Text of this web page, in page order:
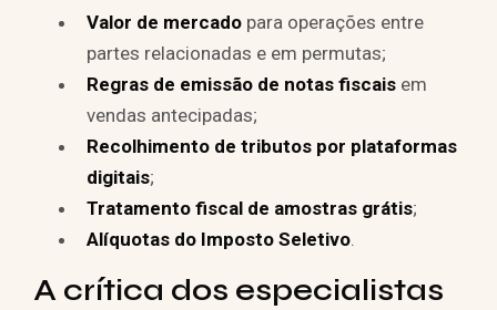
Valor de mercado para operações entre
partes relacionadas e em permutas;
Regras de emissão de notas fiscais em
vendas antecipadas;
Recolhimento de tributos por plataformas
digitais;
Tratamento fiscal de amostras grátis;
Alíquotas do Imposto Seletivo.
A crítica dos especialistas